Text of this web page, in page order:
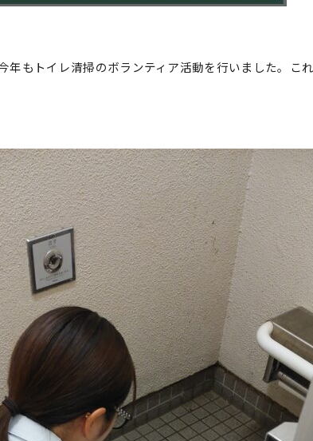
年もトイレ清掃のボランティア活動を行いました。こ